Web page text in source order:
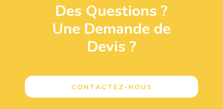
Des Questions ?
Une Demande de
Devis ?
CONTACTEZ-NOUS